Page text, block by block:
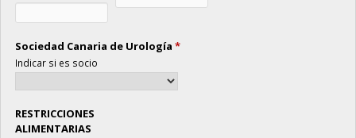
Sociedad Canaria de Urología*
Indicar si es socio
RESTRICCIONES
ALIMENTARIAS